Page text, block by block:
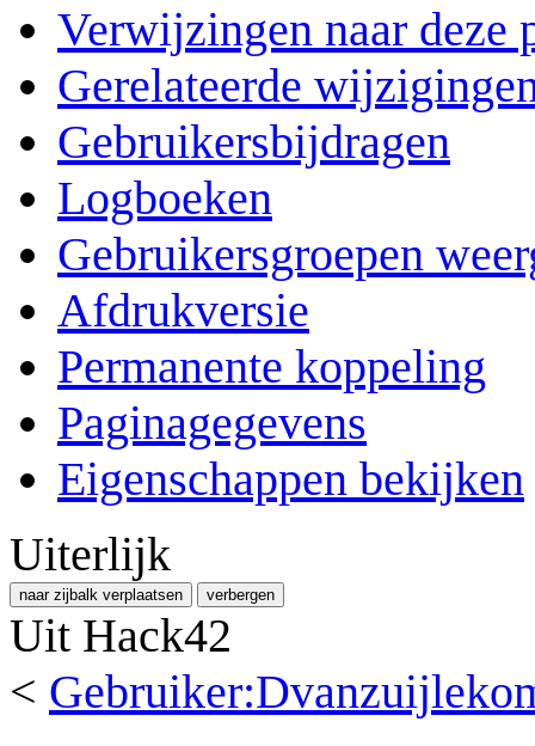
Verwijzingen naar deze
Gerelateerde
Gebruikersbijdragen
Logboeken
Gebruikersgroepen
Afdrukversie
Permanente koppeling
Paginagegevens
Eigenschappen bekijken
Uiterlijk
naar zijbalk verplaatsen verbergen
Uit Hack42
<